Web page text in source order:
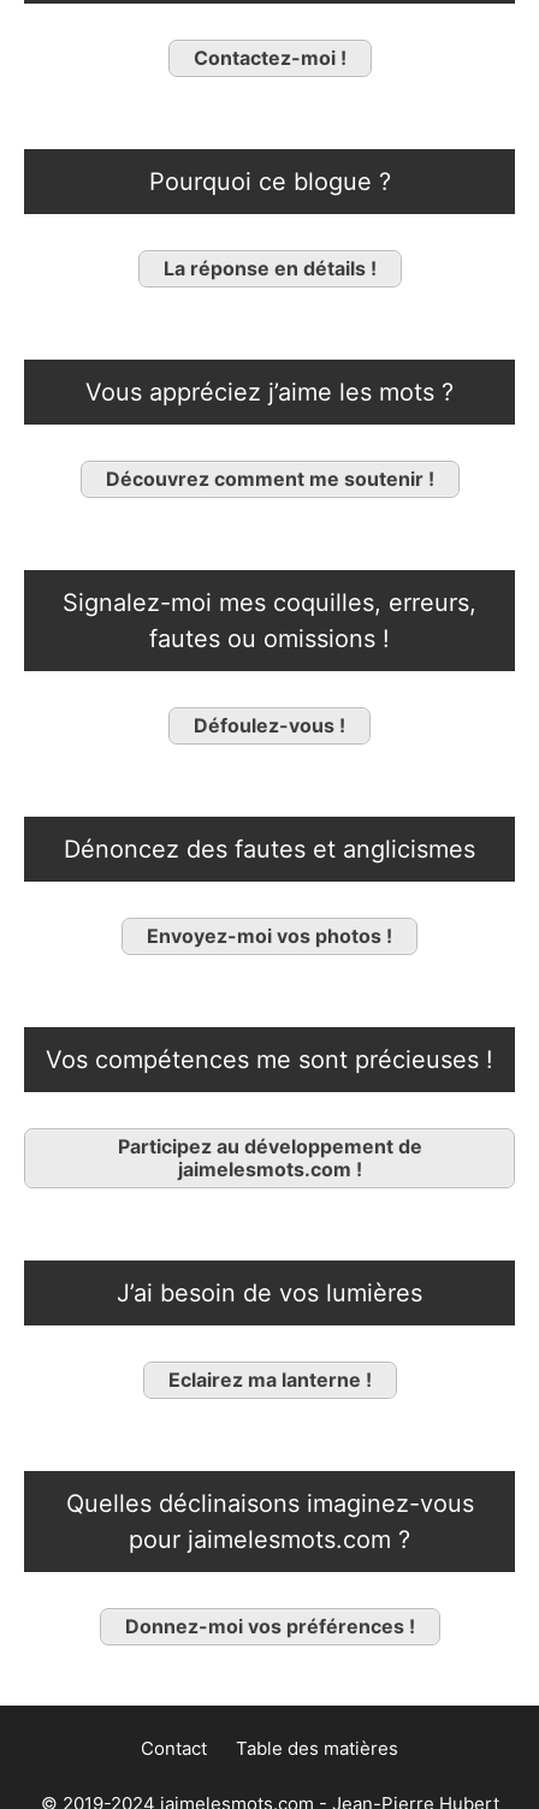
Contactez-moi !
Pourquoi ce blogue ?
La réponse en détails !
Vous appréciez j’aime les mots ?
Découvrez comment me soutenir !
Signalez-moi mes coquilles, erreurs,
fautes ou omissions !
Défoulez-vous !
Dénoncez des fautes et anglicismes
Envoyez-moi vos photos !
Vos compétences me sont précieuses !
Participez au développement de
jaimelesmots.com !
J’ai besoin de vos lumières
Eclairez ma lanterne !
Quelles déclinaisons imaginez-vous
pour jaimelesmots.com ?
Donnez-moi vos préférences !
Contact Table des matières
© 2019-2024 jaimelesmots.com - Jean-Pierre Hubert